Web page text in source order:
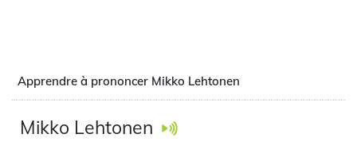
Apprendre à prononcer Mikko Lehtonen
Mikko Lehtonen